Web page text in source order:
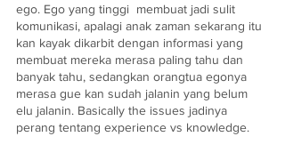
ego. Ego yang tinggi  membuat jadi sulit
komunikasi, apalagi anak zaman sekarang itu
kan kayak dikarbit dengan informasi yang
membuat mereka merasa paling tahu dan
banyak tahu, sedangkan orangtua egonya
merasa gue kan sudah jalanin yang belum
elu jalanin. Basically the issues jadinya
perang tentang experience vs knowledge.